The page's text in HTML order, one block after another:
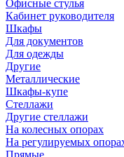
Офисные стулья
Кабинет руководителя
Шкафы
Для документов
Для одежды
Другие
Металлические
Шкафы-купе
Стеллажи
Другие стеллажи
На колесных опорах
На регулируемых
Прямые